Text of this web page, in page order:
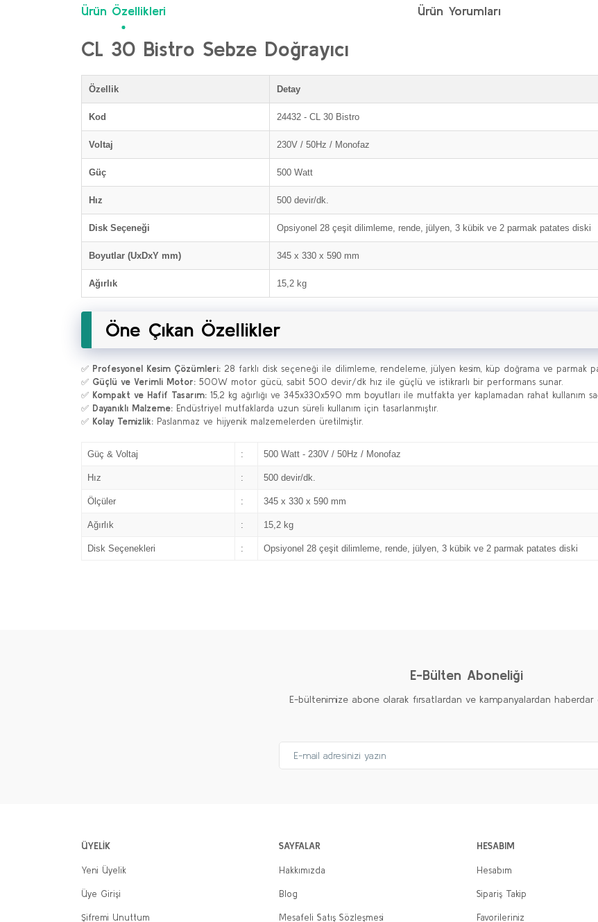
Ürün Özellikleri Ürün Yorumları
CL 30 Bistro Sebze Doğrayıcı
Özellik Detay
Kod 24432 - CL 30 Bistro
Voltaj 230V / 50Hz / Monofaz
Güç 500 Watt
Hız 500 devir/dk.
Disk Seçeneği Opsiyonel 28 çeşit dilimleme, rende, jülyen, 3 kübik ve 2 parmak patates diski
Boyutlar (UxDxY mm) 345 x 330 x 590 mm
Ağırlık 15,2 kg
Öne Çıkan Özellikler
✅ Profesyonel Kesim Çözümleri: 28 farklı disk seçeneği ile dilimleme, rendeleme, jülyen kesim, küp doğrama ve parmak
✅ Güçlü ve Verimli Motor: 500W motor gücü, sabit 500 devir/dk hız ile güçlü ve istikrarlı bir performans sunar.
✅ Kompakt ve Hafif Tasarım: 15,2 kg ağırlığı ve 345x330x590 mm boyutları ile mutfakta yer kaplamadan rahat kullanım
✅ Dayanıklı Malzeme: Endüstriyel mutfaklarda uzun süreli kullanım için tasarlanmıştır.
✅ Kolay Temizlik: Paslanmaz ve hijyenik malzemelerden üretilmiştir.
Güç & Voltaj : 500 Watt - 230V / 50Hz / Monofaz
Hız : 500 devir/dk.
Ölçüler : 345 x 330 x 590 mm
Ağırlık : 15,2 kg
Disk Seçenekleri : Opsiyonel 28 çeşit dilimleme, rende, jülyen, 3 kübik ve 2 parmak patates diski
E-Bülten Aboneliği
E-bültenimize abone olarak fırsatlardan ve kampanyalardan haberdar
ÜYELİK
Yeni Üyelik
Üye Girişi
Şifremi Unuttum
SAYFALAR
Hakkımızda
Blog
Mesafeli Satış Sözleşmesi
HESABIM
Hesabım
Sipariş Takip
Favorileriniz